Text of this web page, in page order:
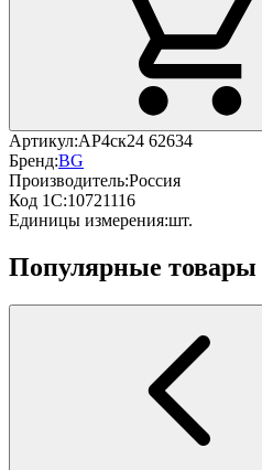
Артикул:АР4ск24 62634
Бренд:BG
Производитель:Россия
Код 1С:10721116
Единицы измерения:шт.
Популярные товары